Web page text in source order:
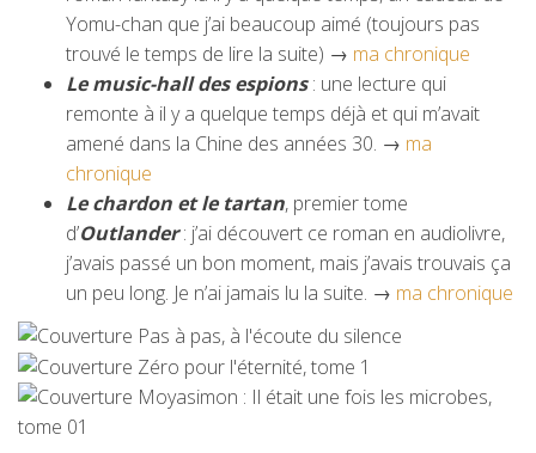
Yomu-chan que j’ai beaucoup aimé (toujours pas
trouvé le temps de lire la suite) → ma chronique
Le music-hall des espions: une lecture qui
remonte à il y a quelque temps déjà et qui m’avait
amené dans la Chine des années 30. → ma
chronique
Le chardon et le tartan, premier tome
d’Outlander: j’ai découvert ce roman en audiolivre,
j’avais passé un bon moment, mais j’avais trouvais ça
un peu long. Je n’ai jamais lu la suite. → ma chronique